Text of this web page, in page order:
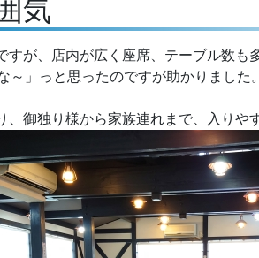
気
すが、店内が広く座席、テーブル数も
～」っと思ったのですが助かりました
、御独り様から家族連れまで、入りや